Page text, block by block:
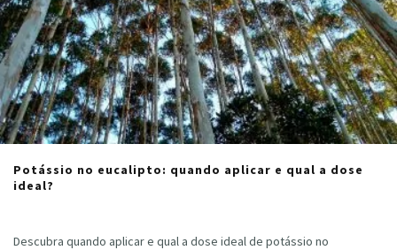
Potássio no eucalipto: quando aplicar e qual a dose
ideal?
Descubra quando aplicar e qual a dose ideal de potássio no